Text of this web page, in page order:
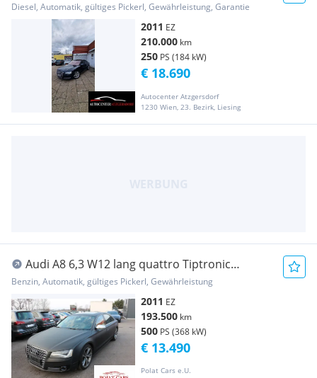
Diesel, Automatik, gültiges Pickerl, Gewährleistung, Garantie
2011 EZ
210.000 km
250 PS (184 kW)
Autocenter Atzgersdorf
1230 Wien, 23. Bezirk, Liesing
€ 18.690
Audi A8 6,3 W12 lang quattro Tiptronic
*EXPORT*
Benzin, Automatik, gültiges Pickerl, Gewährleistung
2011 EZ
193.500 km
500 PS (368 kW)
Polat Cars e.U.
€ 13.490